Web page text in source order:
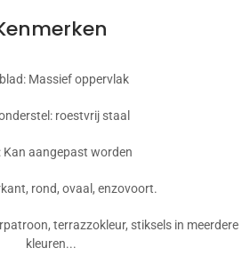
Massief oppervlak
roestvrij staal
Kan aangepast worden
rond, ovaal, enzovoort.
terrazzokleur, stiksels in meerdere
kleuren...